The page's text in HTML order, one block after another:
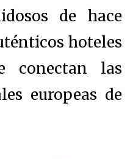
de hace
hoteles
conectan las
europeas de